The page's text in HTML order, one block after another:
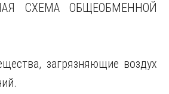
СХЕМА ОБЩЕОБМЕННОЙ
загрязняющие воздух